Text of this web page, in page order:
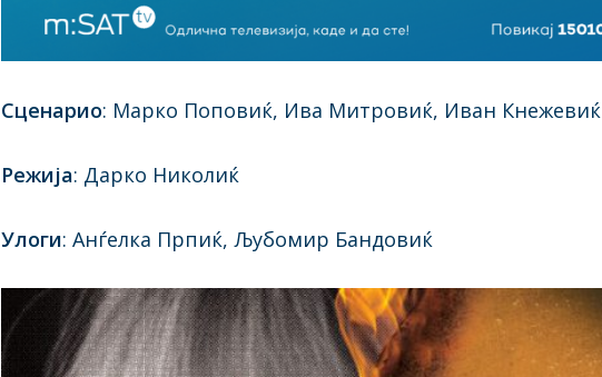
Сценарио: Марко Поповиќ, Ива Митровиќ, Иван Кнежевиќ
Режија: Дарко Николиќ
Улоги: Анѓелка Прпиќ, Љубомир Бандовиќ